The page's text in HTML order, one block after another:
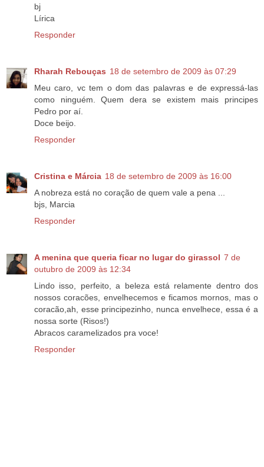
bj
Lírica
Responder
Rharah Rebouças 18 de setembro de 2009 às 07:29
Meu caro, vc tem o dom das palavras e de expressá-las
como ninguém. Quem dera se existem mais principes
Pedro por aí.
Doce beijo.
Responder
Cristina e Márcia 18 de setembro de 2009 às 16:00
A nobreza está no coração de quem vale a pena ...
bjs, Marcia
Responder
A menina que queria ficar no lugar do girassol 7 de
outubro de 2009 às 12:34
Lindo isso, perfeito, a beleza está relamente dentro dos
nossos coracões, envelhecemos e ficamos mornos, mas o
coracão,ah, esse principezinho, nunca envelhece, essa é a
nossa sorte (Risos!)
Abracos caramelizados pra voce!
Responder